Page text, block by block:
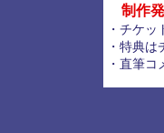
制作発
・チケッ
・特典は
・直筆コ